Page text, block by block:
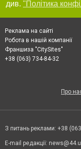
див. "Політика
Реклама на сайті
Робота в нашій компанії
Франшиза "CitySites"
+38 (063) 734-84-32
Про
З питань реклами: +38
E-mail редакції: